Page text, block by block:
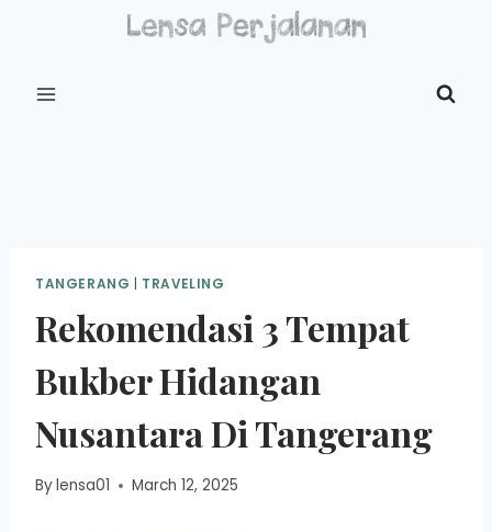
TANGERANG | TRAVELING
Rekomendasi 3 Tempat
Bukber Hidangan
Nusantara Di Tangerang
Bylensa01 March 12, 2025